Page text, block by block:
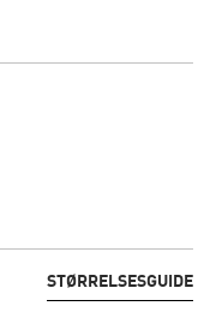
STØRRELSESGUIDE